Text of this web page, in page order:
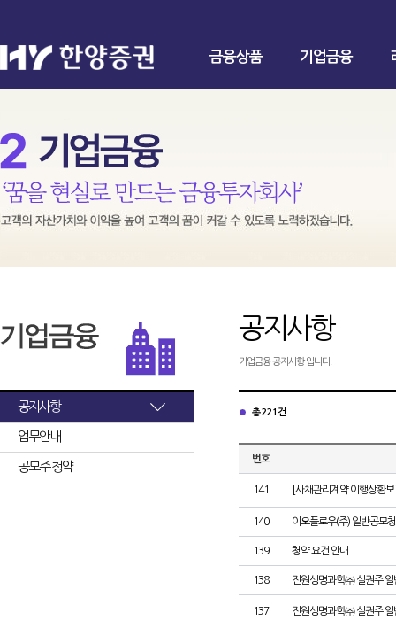
금융상품 기업금융
공지사항
업무안내
공모주 청약
공지사항
기업금융 공지사항 입니다.
총 221건
번호
141 [사채관리계약 이행상황
140 이오플로우(주) 일반공모
139 청약 요건 안내
138 진원생명과학㈜ 실권주 일
137 진원생명과학㈜ 실권주 일